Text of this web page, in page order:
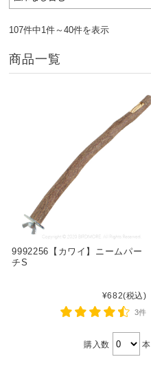
107件中1件～40件を表示
商品一覧
9992256【カワイ】ニームパー
チS
¥682(税込)
3件
購入数 本